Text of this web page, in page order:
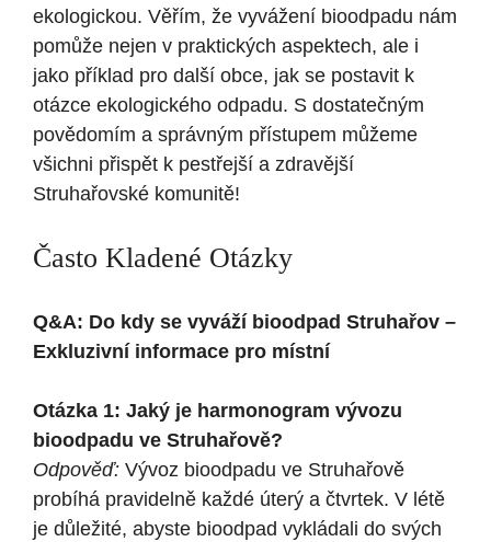
ekologickou. Věřím, že vyvážení bioodpadu nám
pomůže nejen v praktických aspektech, ale i
jako příklad pro další obce, jak se postavit k
otázce ekologického odpadu. S dostatečným
povědomím a správným přístupem můžeme
všichni přispět k pestřejší a zdravější
Struhařovské komunitě!
Často Kladené Otázky
Q&A: Do kdy se vyváží bioodpad Struhařov –
Exkluzivní informace pro místní
Otázka 1: Jaký je harmonogram vývozu
bioodpadu ve Struhařově?
Odpověď: Vývoz bioodpadu ve Struhařově
probíhá pravidelně každé úterý a čtvrtek. V létě
je důležité, abyste bioodpad vykládali do svých